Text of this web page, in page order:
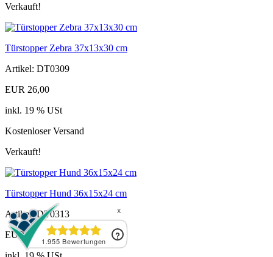
Verkauft!
Türstopper Zebra 37x13x30 cm
Artikel: DT0309
EUR 26,00
inkl. 19 % USt
Kostenloser Versand
Verkauft!
Türstopper Hund 36x15x24 cm
Artikel: DT0313
EUR 28,00